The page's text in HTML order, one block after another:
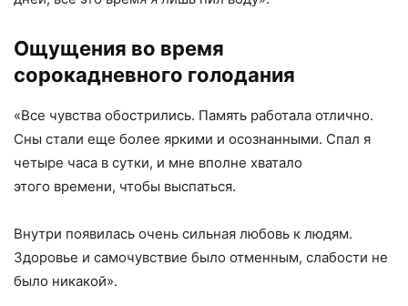
Ощущения во время
сорокадневного голодания
«Все чувства обострились. Память работала отлично.
Сны стали еще более яркими и осознанными. Спал я
четыре часа в сутки, и мне вполне хватало
этого времени, чтобы выспаться.
Внутри появилась очень сильная любовь к людям.
Здоровье и самочувствие было отменным, слабости не
было никакой».